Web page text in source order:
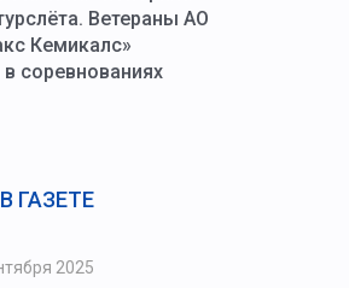
Ветераны АО
Кемикалс»
соревнованиях
ГАЗЕТЕ
2025